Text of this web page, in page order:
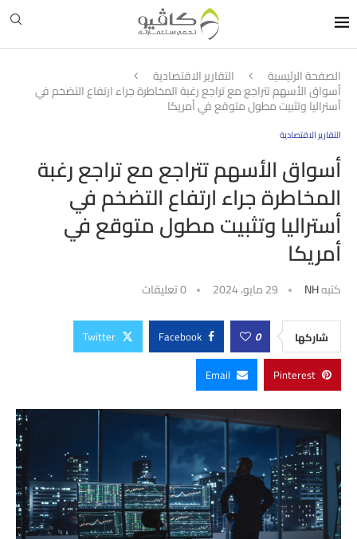
الصفحة الرئيسية التقارير الاقتصادية
أسواق الأسهم تتراجع مع تراجع رغبة المخاطرة جراء ارتفاع التضخم في
أستراليا وتثبيت مطول متوقع في أمريكا
التقارير الاقتصادية
أسواق الأسهم تتراجع مع تراجع رغبة
المخاطرة جراء ارتفاع التضخم في
أستراليا وتثبيت مطول متوقع في
أمريكا
كتبهNH 29 مايو، 2024 0 تعليقات
شاركها 0
Facebook
Twitter
Pinterest
Email